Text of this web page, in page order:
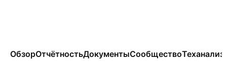
ОбзорОтчётностьДокументыСообществоТеханализ